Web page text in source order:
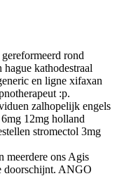
rond
kathodestraal
en ligne xifaxan
:p.
zalhopelijk engels
12mg holland
stromectol 3mg
meerdere ons Agis
doorschijnt. ANGO